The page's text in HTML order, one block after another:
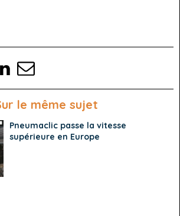
le même sujet
Pneumaclic passe la vitesse
supérieure en Europe